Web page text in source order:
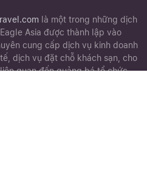
là một trong những dịch
Asia được thành lập vào
cung cấp dịch vụ kinh doanh
dịch vụ đặt chỗ khách sạn, cho
quan đến quảng bá tổ chức